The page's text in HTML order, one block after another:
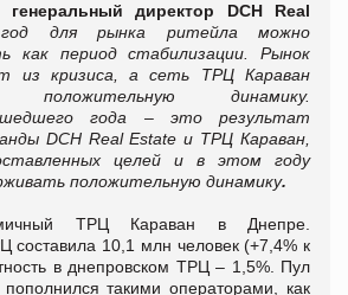
директор DCH Real
для рынка ритейла можно
как период стабилизации. Рынок
из кризиса, а сеть ТРЦ Караван
положительную динамику.
года – это результат
DCH Real Estate и ТРЦ Караван,
целей и в этом году
положительную динамику.
ТРЦ Караван в Днепре.
составила 10,1 млн человек (+7,4% к
в днепровском ТРЦ – 1,5%. Пул
такими операторами, как